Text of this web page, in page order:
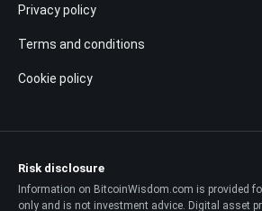
Privacy policy
Terms and conditions
Cookie policy
Risk disclosure
Information on BitcoinWisdom.com is provided
only and is not investment advice. Digital asset